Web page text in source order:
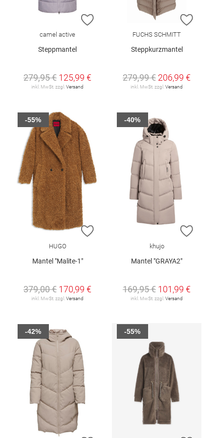
ZUR WUNSCHLISTE HINZUFÜGEN
camel active
Steppmantel
279,95 € 125,99 €
inkl. MwSt. zzgl. Versand
ZUR
FUCHS SCHMITT
Steppkurzmantel
279,99 € 206,99 €
inkl. MwSt. zzgl. Versand
ZUR WUNSCHLISTE HINZUFÜGEN
HUGO
Mantel "Malite-1"
379,00 € 170,99 €
inkl. MwSt. zzgl. Versand
-55%
ZUR
khujo
Mantel "GRAYA2"
169,95 € 101,99 €
inkl. MwSt. zzgl. Versand
-40%
-42% -55%